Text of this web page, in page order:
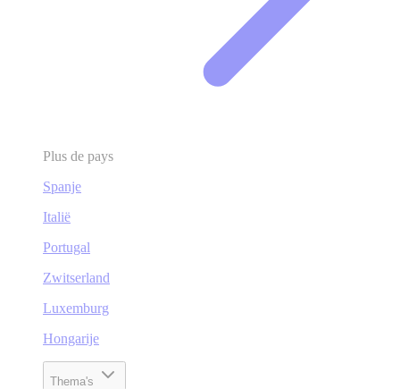
Plus de pays
Spanje
Italië
Portugal
Zwitserland
Luxemburg
Hongarije
Thema's